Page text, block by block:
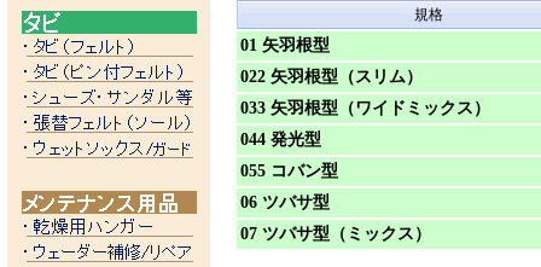
規格
01 矢羽根型
022 矢羽根型（スリム）
033 矢羽根型（ワイドミックス）
044 発光型
055 コバン型
06 ツバサ型
07 ツバサ型（ミックス）